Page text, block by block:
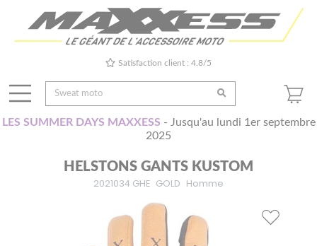
Satisfaction client : 4.8/5
LES SUMMER DAYS MAXXESS - Jusqu'au lundi 1er septembre
2025
HELSTONS GANTS KUSTOM
2021034 GHE GOLD Homme